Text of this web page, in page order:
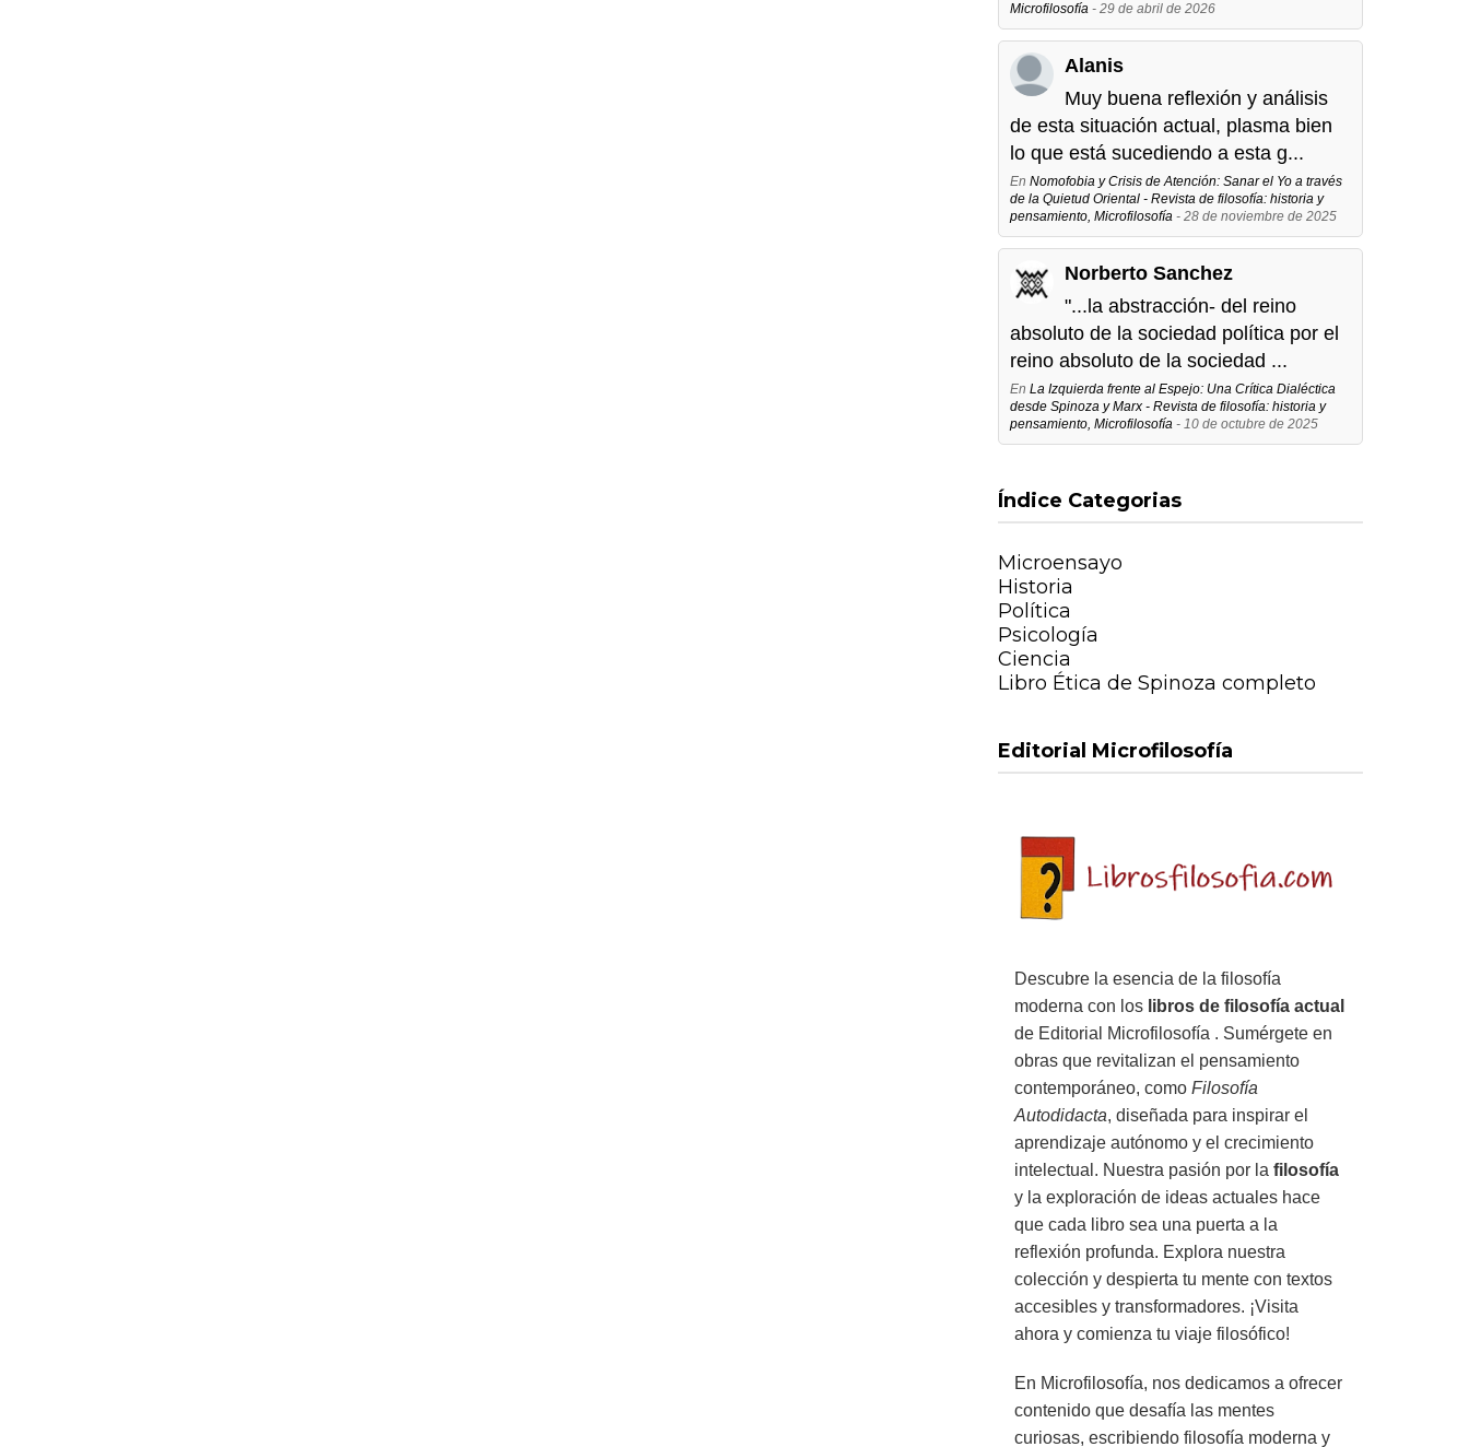
Microfilosofía - 29 de abril de 2026
Alanis
Muy buena reflexión y análisis
de esta situación actual, plasma bien
lo que está sucediendo a esta g...
En Nomofobia y Crisis de Atención: Sanar el Yo a través
de la Quietud Oriental - Revista de filosofía: historia y
pensamiento, Microfilosofía - 28 de noviembre de 2025
Norberto Sanchez
"...la abstracción- del reino
absoluto de la sociedad política por el
reino absoluto de la sociedad ...
En La Izquierda frente al Espejo: Una Crítica Dialéctica
desde Spinoza y Marx - Revista de filosofía: historia y
pensamiento, Microfilosofía - 10 de octubre de 2025
Índice Categorias
Microensayo
Historia
Política
Psicología
Ciencia
Libro Ética de Spinoza completo
Editorial Microfilosofía
Descubre la esencia de la filosofía
moderna con los libros de filosofía actual
de Editorial Microfilosofía . Sumérgete en
obras que revitalizan el pensamiento
contemporáneo, como Filosofía
Autodidacta, diseñada para inspirar el
aprendizaje autónomo y el crecimiento
intelectual. Nuestra pasión por la filosofía
y la exploración de ideas actuales hace
que cada libro sea una puerta a la
reflexión profunda. Explora nuestra
colección y despierta tu mente con textos
accesibles y transformadores. ¡Visita
ahora y comienza tu viaje filosófico!
En Microfilosofía, nos dedicamos a ofrecer
contenido que desafía las mentes
curiosas, escribiendo filosofía moderna y